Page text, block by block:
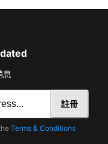
息
註冊
Terms & Conditions